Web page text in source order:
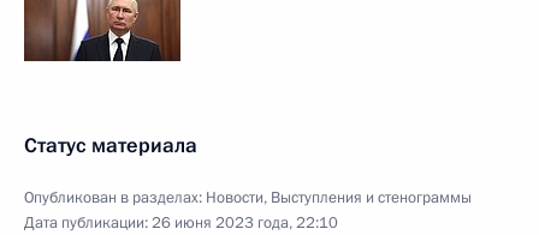
Статус материала
Опубликован в разделах: Новости, Выступления и стенограммы
Дата публикации:26 июня 2023 года, 22:10